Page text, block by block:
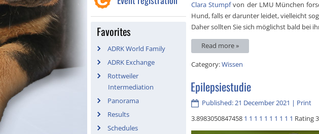
Favorites
ADRK World Family
ADRK Exchange
Rottweiler
Intermediation
Panorama
Results
Schedules
Clara Stumpfvon der LMU München
Hund, falls er darunter leidet, vielleicht
Daher sollten Sie sich möglichst bald bei
Read more »
Category:Wissen
Epilepsiestudie
Published: 21 December 2021 | Print
3.8983050847458 1 1 1 1 1 1 1 1 1 1 Rating